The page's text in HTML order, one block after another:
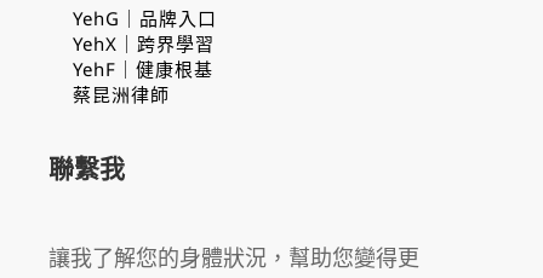
YehG｜品牌入口
YehX｜跨界學習
YehF｜健康根基
蔡昆洲律師
聯繫我
讓我了解您的身體狀況，幫助您變得更